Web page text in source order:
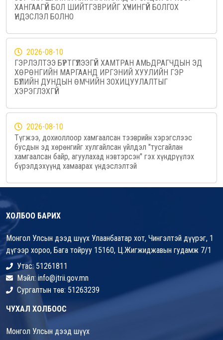
ХАНГААГҮЙ БОЛ ШИЙТГЭВРИЙГ ХҮЧИНГҮЙ БОЛГОХ
ҮНДЭСЛЭЛ БОЛНО
2026-08-10
ГЭРЛЭЛТЭЭ БҮРТГҮҮЛЭЭГҮЙ ХАМТРАН АМЬДРАГЧДЫН ЭД
ХӨРӨНГИЙН МАРГААНД ИРГЭНИЙ ХУУЛИЙН ГЭР
БҮЛИЙН ДУНДЫН ӨМЧИЙН ЗОХИЦУУЛАЛТЫГ
ХЭРЭГЛЭХГҮЙ
2026-08-10
Түгжээ, дохиоллоор хамгаалсан тээврийн хэрэгслээс
бусдын эд хөрөнгийг хулгайлсан үйлдэл "тусгайлан
хамгаалсан байр, агуулахад нэвтэрсэн" гэх хүндрүүлэх
бүрэлдэхүүнд хамаарах үндэслэлтэй
ХОЛБОО БАРИХ
Монгол Улсын дээд шүүх Улаанбаатар хот, Чингэлтэй дүүрэг, 1
дүгээр хороо, Бага тойруу 15160, Ц.Жигжиджавын гудамж 7/1
Утас: 51261811
Мэйл: info@jtrii.gov.mn
Сургалтын төв: 51263239
ЧУХАЛ ХОЛБООС
Монгол Улсын дээд шүүх